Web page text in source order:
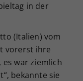
in der
(Italien) vom
vorerst ihre
es war ziemlich
bekannte sie